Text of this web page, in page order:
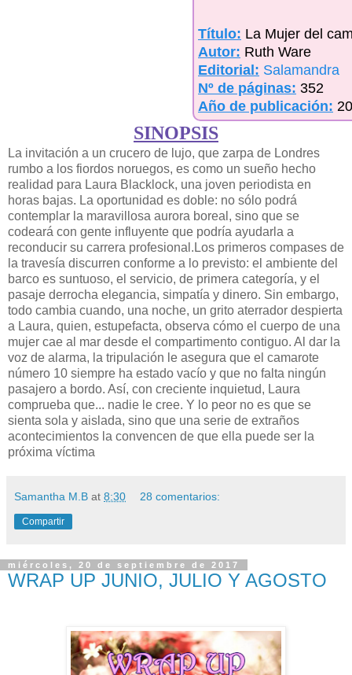
Título: La Mujer del
Autor: Ruth Ware
Editorial: Salamandra
Nº de páginas: 352
Año de publicación:
SINOPSIS
La invitación a un crucero de lujo, que zarpa de Londres
rumbo a los fiordos noruegos, es como un sueño hecho
realidad para Laura Blacklock, una joven periodista en
horas bajas. La oportunidad es doble: no sólo podrá
contemplar la maravillosa aurora boreal, sino que se
codeará con gente influyente que podría ayudarla a
reconducir su carrera profesional.Los primeros compases de
la travesía discurren conforme a lo previsto: el ambiente del
barco es suntuoso, el servicio, de primera categoría, y el
pasaje derrocha elegancia, simpatía y dinero. Sin embargo,
todo cambia cuando, una noche, un grito aterrador despierta
a Laura, quien, estupefacta, observa cómo el cuerpo de una
mujer cae al mar desde el compartimento contiguo. Al dar la
voz de alarma, la tripulación le asegura que el camarote
número 10 siempre ha estado vacío y que no falta ningún
pasajero a bordo. Así, con creciente inquietud, Laura
comprueba que... nadie le cree. Y lo peor no es que se
sienta sola y aislada, sino que una serie de extraños
acontecimientos la convencen de que ella puede ser la
próxima víctima
Samantha M.B at 8:30 28 comentarios:
Compartir
miércoles, 20 de septiembre de 2017
WRAP UP JUNIO, JULIO Y AGOSTO